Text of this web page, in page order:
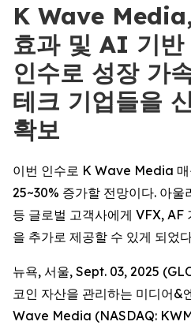
K Wave
효과 및 AI 기반
인수로 성장 가
테크 기업들을
확보
이번 인수로 K Wave Media 매
25~30% 증가할 전망이다. 아
등 글로벌 고객사에게 VFX, AF
을 추가로 제공할 수 있게 되었
뉴욕, 서울, Sept. 03, 2025
코인 자산을 관리하는 미디어&
Wave Media (NASDAQ: